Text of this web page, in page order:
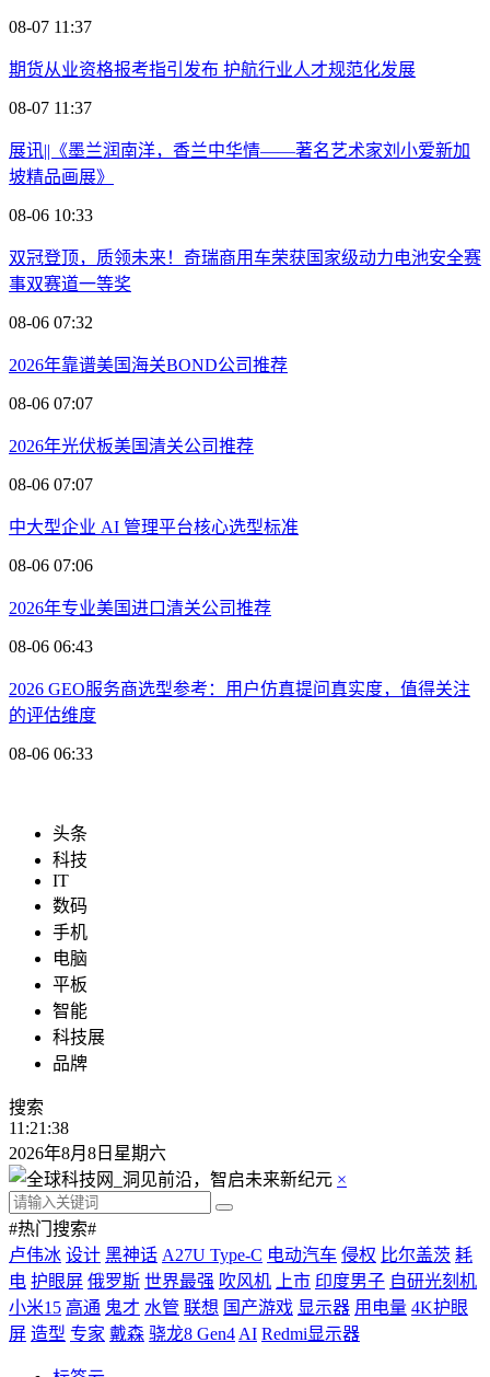
08-07 11:37
期货从业资格报考指引发布 护航行业人才规范化发展
08-07 11:37
展讯||《墨兰润南洋，香兰中华情——著名艺术家刘小爱新加
坡精品画展》
08-06 10:33
双冠登顶，质领未来！奇瑞商用车荣获国家级动力电池安全赛
事双赛道一等奖
08-06 07:32
2026年靠谱美国海关BOND公司推荐
08-06 07:07
2026年光伏板美国清关公司推荐
08-06 07:07
中大型企业 AI 管理平台核心选型标准
08-06 07:06
2026年专业美国进口清关公司推荐
08-06 06:43
2026 GEO服务商选型参考：用户仿真提问真实度，值得关注
的评估维度
08-06 06:33
头条
科技
IT
数码
手机
电脑
平板
智能
科技展
品牌
搜索
11:21:38
2026年8月8日星期六
×
#热门搜索#
卢伟冰 设计 黑神话 A27U Type-C 电动汽车 侵权 比尔盖茨 耗
电 护眼屏 俄罗斯 世界最强 吹风机 上市 印度男子 自研光刻机
小米15 高通 鬼才 水管 联想 国产游戏 显示器 用电量 4K护眼
屏 造型 专家 戴森 骁龙8 Gen4AI Redmi显示器